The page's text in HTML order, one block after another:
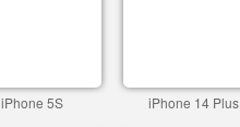
iPhone 5S iPhone 14 Plus